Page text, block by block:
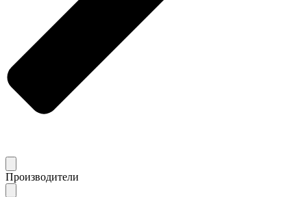
Производители